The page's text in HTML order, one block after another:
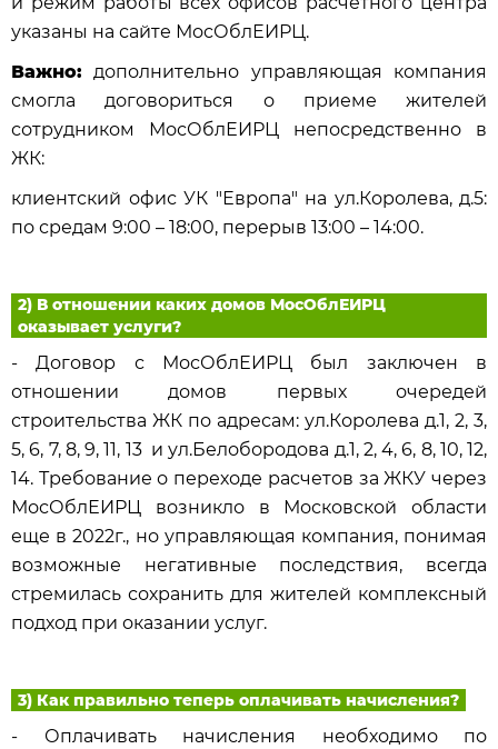
указаны на сайте МосОблЕИРЦ.
Важно: дополнительно управляющая компания
смогла договориться о приеме жителей
сотрудником МосОблЕИРЦ непосредственно в
ЖК:
клиентский офис УК "Европа" на ул.Королева, д.5:
по средам 9:00 – 18:00, перерыв 13:00 – 14:00.
2) В отношении каких домов МосОблЕИРЦ
оказывает услуги?
- Договор с МосОблЕИРЦ был заключен в
отношении домов первых очередей
строительства ЖК по адресам: ул.Королева д.1, 2, 3,
5, 6, 7, 8, 9, 11, 13 и ул.Белобородова д.1, 2, 4, 6, 8, 10, 12,
14. Требование о переходе расчетов за ЖКУ через
МосОблЕИРЦ возникло в Московской области
еще в 2022г., но управляющая компания, понимая
возможные негативные последствия, всегда
стремилась сохранить для жителей комплексный
подход при оказании услуг.
3) Как правильно теперь оплачивать начисления?
- Оплачивать начисления необходимо по